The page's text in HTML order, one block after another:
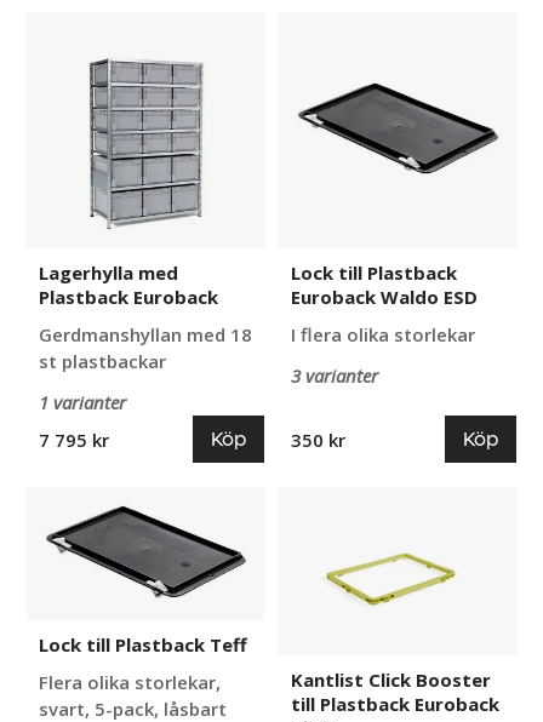
Plastback
Euroback
Lagerhylla med
Plastback Euroback
Gerdmanshyllan med 18
st plastbackar
1 varianter
7 795 kr
Köp
Euroback
Waldo
Lock till Plastback
Euroback Waldo ESD
I flera olika storlekar
3 varianter
350 kr Köp
Plastback
Lock till Plastback Teff
Flera olika storlekar,
svart, 5-pack, låsbart
Plastback
Kantlist Click Booster
till Plastback Euroback